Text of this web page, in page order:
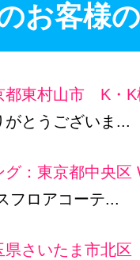
お客様
東村山市 K・K
がとうございま...
グ：東京都中央区
フロアコーテ...
さいたま市北